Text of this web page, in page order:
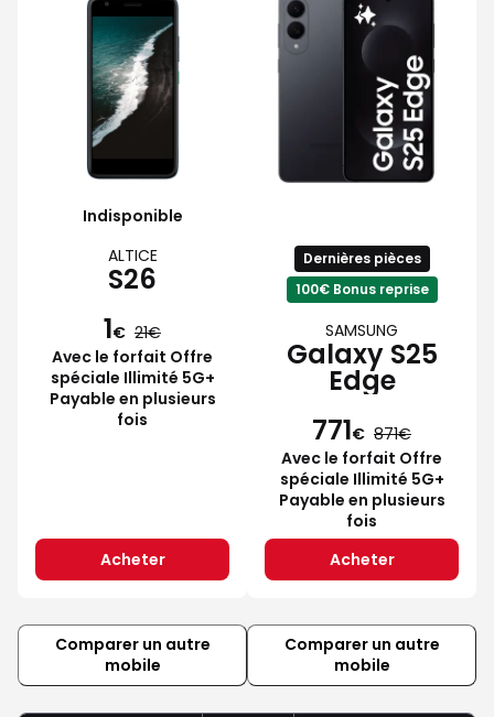
Indisponible
ALTICE
S26
1€ 21
Avec le forfait Offre
spéciale Illimité 5G+
Payable en plusieurs
fois
Acheter
Dernières pièces
100€ Bonus reprise
SAMSUNG
Galaxy S25
Edge
771€ 871
Avec le forfait Offre
spéciale Illimité 5G+
Payable en plusieurs
fois
Acheter
Comparer un autre
mobile
Comparer un autre
mobile